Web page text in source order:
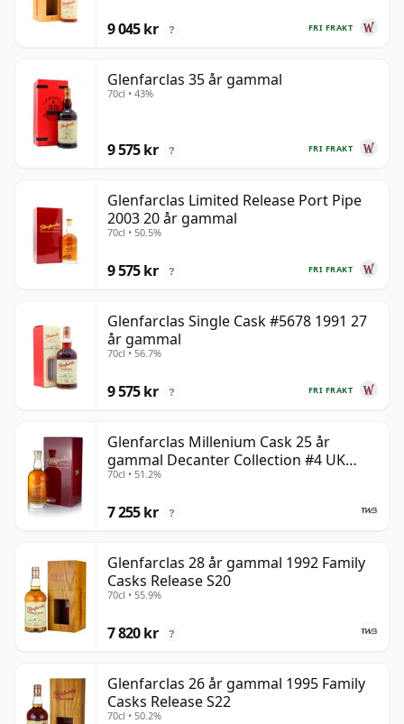
FRI FRAKT
9 045 kr ?
Glenfarclas 35 år gammal
70cl • 43%
FRI FRAKT
9 575 kr ?
Glenfarclas Limited Release Port Pipe
2003 20 år gammal
70cl • 50.5%
FRI FRAKT
9 575 kr ?
Glenfarclas Single Cask #5678 1991 27
år gammal
70cl • 56.7%
FRI FRAKT
9 575 kr ?
Glenfarclas Millenium Cask 25 år
gammal Decanter Collection #4 UK
Exclusive
70cl • 51.2%
7 255 kr ?
Glenfarclas 28 år gammal 1992 Family
Casks Release S20
70cl • 55.9%
7 820 kr ?
Glenfarclas 26 år gammal 1995 Family
Casks Release S22
70cl • 50.2%